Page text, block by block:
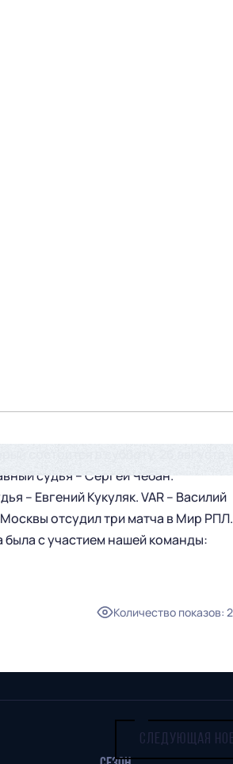
судья – Сергей Чебан.
– Евгений Кукуляк. VAR – Василий
отсудил три матча в Мир
была с участием нашей команды:
Количество показов:
СЛЕДУЮЩАЯ